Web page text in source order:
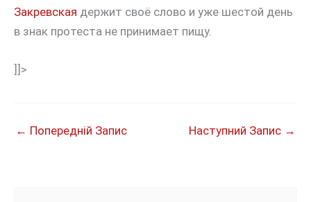
Закревская держит своё слово и уже шестой день
в знак протеста не принимает пищу.
]]>
← Попередній Запис Наступний Запис →